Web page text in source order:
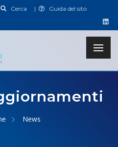
Cerca | Guida del sito
News